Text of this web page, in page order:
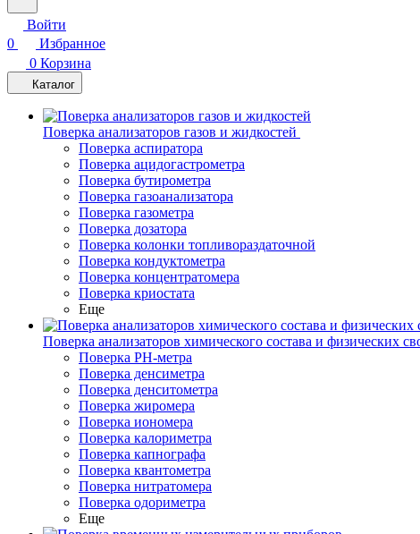
Войти
0
Избранное
0 Корзина
Каталог
Поверка анализаторов газов и жидкостей
Поверка аспиратора
Поверка ацидогастрометра
Поверка бутирометра
Поверка газоанализатора
Поверка газометра
Поверка дозатора
Поверка колонки топливораздаточной
Поверка кондуктометра
Поверка концентратомера
Поверка криостата
Еще
Поверка анализаторов химического состава и физических
Поверка PH-метра
Поверка денсиметра
Поверка денситометра
Поверка жиромера
Поверка иономера
Поверка калориметра
Поверка капнографа
Поверка квантометра
Поверка нитратомера
Поверка одориметра
Еще